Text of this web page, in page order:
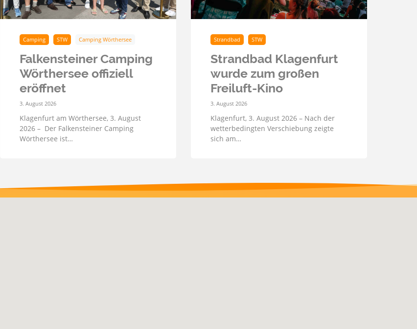
Camping STW Camping Wörthersee
Falkensteiner Camping
Wörthersee offiziell
eröffnet
3. August 2026
Klagenfurt am Wörthersee, 3. August
2026 – Der Falkensteiner Camping
Wörthersee ist…
Strandbad STW
Strandbad Klagenfurt
wurde zum großen
Freiluft-Kino
3. August 2026
Klagenfurt, 3. August 2026 – Nach der
wetterbedingten Verschiebung zeigte
sich am…